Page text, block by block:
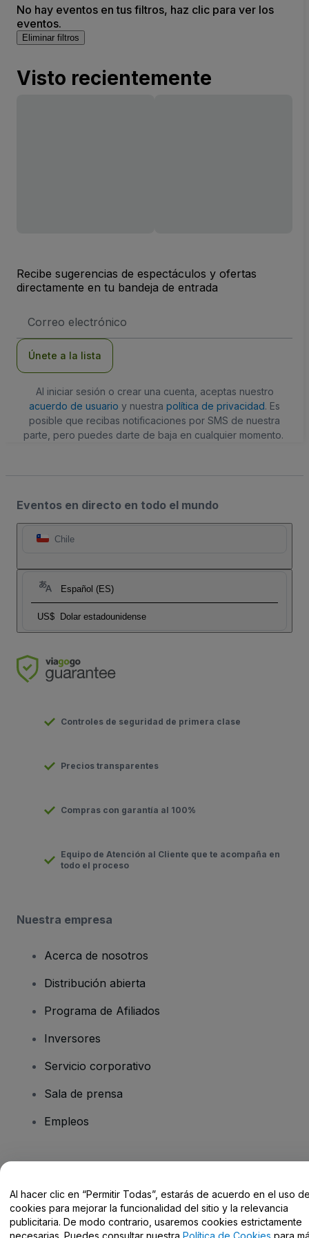
No hay eventos en tus filtros, haz clic para ver los
eventos.
Eliminar filtros
Visto recientemente
Recibe sugerencias de espectáculos y ofertas
directamente en tu bandeja de entrada
de
Únete a la lista
Al iniciar sesión o crear una cuenta, aceptas nuestro
acuerdo de usuario y nuestra política de privacidad. Es
posible que recibas notificaciones por SMS de nuestra
parte, pero puedes darte de baja en cualquier momento.
Eventos en directo en todo el mundo
Chile
Español (ES)
US$ Dolar estadounidense
Controles de seguridad de primera clase
Precios transparentes
Compras con garantía al 100%
Equipo de Atención al Cliente que te acompaña en
todo el proceso
Nuestra empresa
Acerca de nosotros
Distribución abierta
Programa de Afiliados
Inversores
Servicio corporativo
Sala de prensa
Empleos
Centro de Ayuda / Contacto
Al hacer clic en “Permitir Todas”, estarás de acuerdo en el uso
cookies para mejorar la funcionalidad del sitio y la relevancia
publicitaria. De modo contrario, usaremos cookies estrictamente
necesarias. Puedes consultar nuestra Política de Cookies para